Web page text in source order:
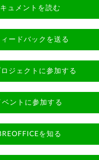
キュメントを読む
ィードバックを送る
ロジェクトに参加する
ベントに参加する
を知る